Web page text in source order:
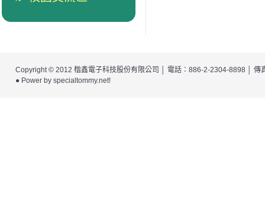
Copyright © 2012 楷鑫電子科技股份有限公司
│ 電話：886-2-2304-8898 │
● Power by specialtommy.net!